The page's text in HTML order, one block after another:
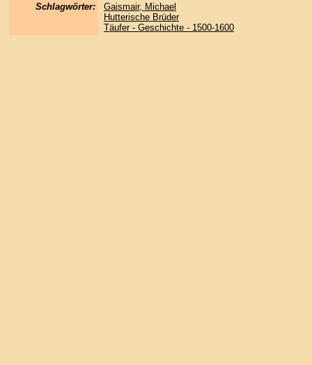
Schlagwörter:
Gaismair, Michael
Hutterische Brüder
Täufer - Geschichte - 1500-1600